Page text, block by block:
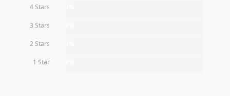
4 Stars
3 Stars
2 Stars
1 Star